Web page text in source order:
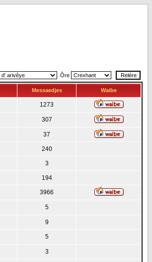
Ôre
Messaedjes Waibe
1273
307
37
240
3
194
3966
5
9
5
3